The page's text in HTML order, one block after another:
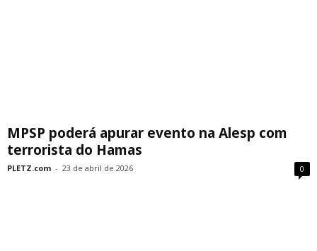
MPSP poderá apurar evento na Alesp com
terrorista do Hamas
PLETZ.com - 23 de abril de 2026 0